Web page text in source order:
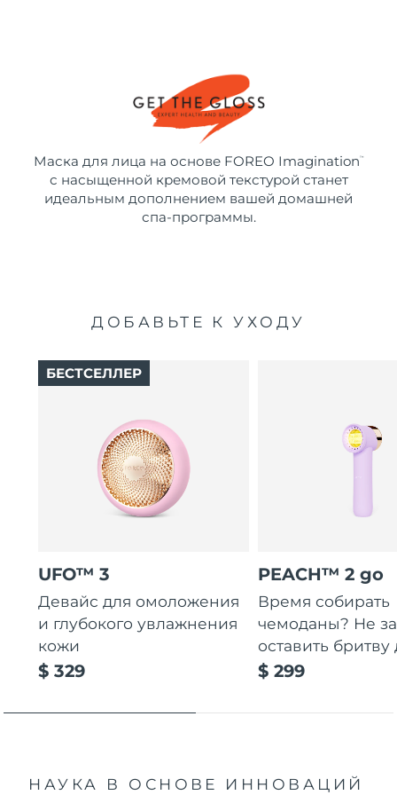
Маска для лица на основе FOREO Imagination ™
с насыщенной кремовой текстурой станет
идеальным дополнением вашей домашней
спа-программы.
ДОБАВЬТЕ К УХОДУ
UFO™ 3
Девайс для омоложения
и глубокого увлажнения
кожи
$ 329
БЕСТСЕЛЛЕР
PEACH™ 2 go
Время собирать
чемоданы? Не
оставить бритву
$ 299
НАУКА В ОСНОВЕ ИННОВАЦИЙ